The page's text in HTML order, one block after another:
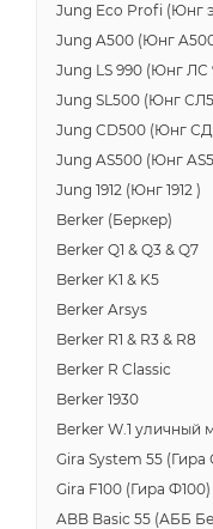
Jung Eco Profi (Юнг
Jung A500 (Юнг
Jung LS 990 (Юнг ЛС
Jung SL500 (Юнг
Jung CD500 (Юнг
Jung AS500 (Юнг
Jung 1912 (Юнг 1912 )
Berker (Беркер)
Berker Q1 & Q3 & Q7
Berker K1 & K5
Berker Arsys
Berker R1 & R3 & R8
Berker R Classic
Berker 1930
Berker W.1 уличный
Gira System 55 (Гира
Gira F100 (Гира Ф100)
ABB Basic 55 (АББ